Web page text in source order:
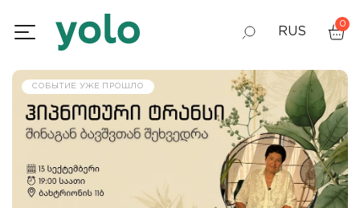
RUS
GEO
ENG
0
СОБЫТИЕ УЖЕ ПРОШЛО